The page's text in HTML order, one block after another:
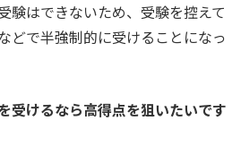
験はできないため、受験を控えて
どで半強制的に受けることになっ
受けるなら高得点を狙いたいです